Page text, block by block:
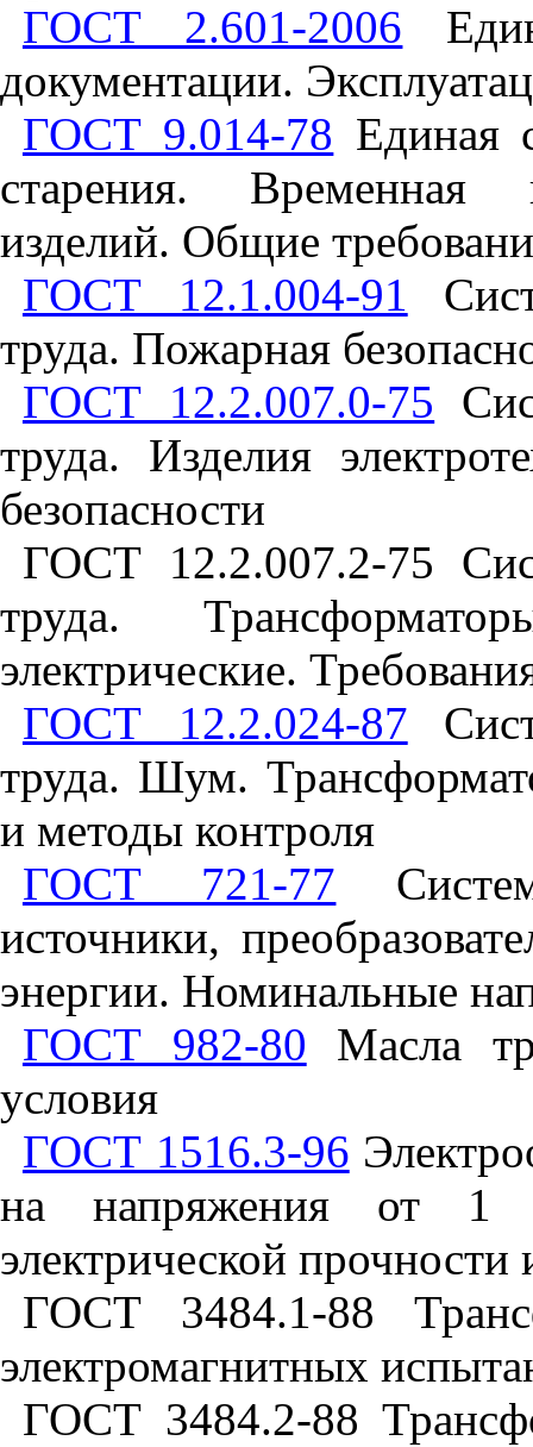
ГОСТ 2.601-2006
документации.
ГОСТ 9.014-78 Единая
старения. Временная
изделий. Общие
ГОСТ 12.1.004-91
труда. Пожарная
ГОСТ 12.2.007.0-75
труда. Изделия
безопасности
ГОСТ 12.2.007.2-75
труда.
электрические.
ГОСТ 12.2.024-87
труда. Шум.
и методы контроля
ГОСТ 721-77
источники,
энергии. Номинальные
ГОСТ 982-80 Масла
условия
ГОСТ 1516.3-96
на напряжения от
электрической прочности
ГОСТ 3484.1-88
электромагнитных
ГОСТ 3484.2-88